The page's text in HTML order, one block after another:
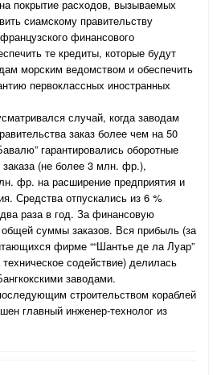
покрытие расходов, вызываемых
сиамскому правительству
финансового
те кредиты, которые будут
морским ведомством и обеспечить
первоклассных иностранных
случай, когда заводам
заказ более чем на 50
гарантировались оборотные
(не более 3 млн. фр.),
фр. на расширение предприятия и
Средства отпускались из 6 %
раза в год. За финансовую
суммы заказов. Вся прибыль (за
фирме ““Шантье де ла Луар”
техническое содействие) делилась
заводами.
строительством кораблей
главный инженер-технолог из